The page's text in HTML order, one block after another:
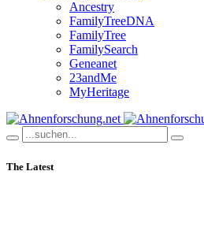
Ancestry
FamilyTreeDNA
FamilyTree
FamilySearch
Geneanet
23andMe
MyHeritage
The Latest